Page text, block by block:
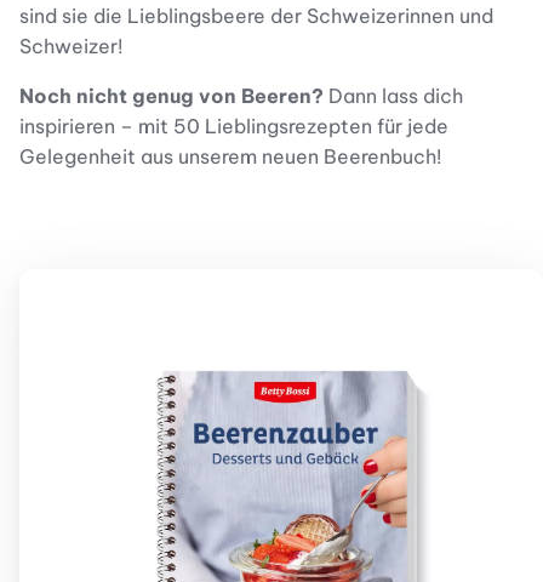
sind sie die Lieblingsbeere der Schweizerinnen und
Schweizer!
Noch nicht genug von Beeren? Dann lass dich
inspirieren – mit 50 Lieblingsrezepten für jede
Gelegenheit aus unserem neuen Beerenbuch!